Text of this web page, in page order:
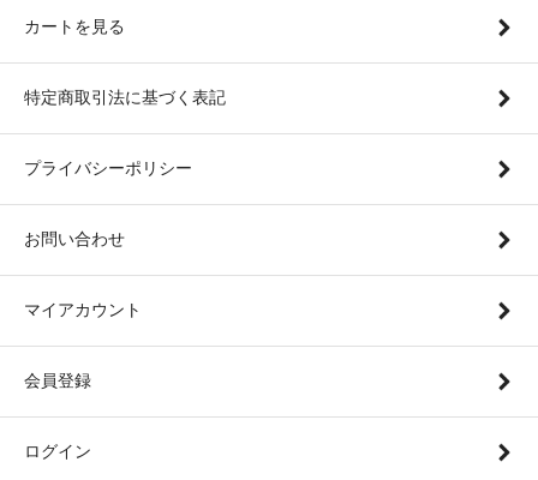
カートを見る
特定商取引法に基づく表記
プライバシーポリシー
お問い合わせ
マイアカウント
会員登録
ログイン